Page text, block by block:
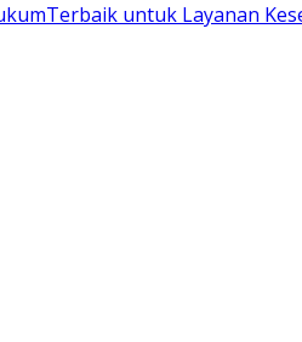
Terbaik untuk Layanan